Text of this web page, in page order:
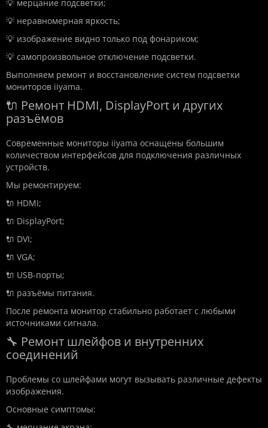
💡 мерцание подсветки;
💡 неравномерная яркость;
💡 изображение видно только под фонариком;
💡 самопроизвольное отключение подсветки.
Выполняем ремонт и восстановление систем подсветки
мониторов iiyama.
🔌 Ремонт HDMI, DisplayPort и других
разъёмов
Современные мониторы iiyama оснащены большим
количеством интерфейсов для подключения различных
устройств.
Мы ремонтируем:
🔌 HDMI;
🔌 DisplayPort;
🔌 DVI;
🔌 VGA;
🔌 USB-порты;
🔌 разъёмы питания.
После ремонта монитор стабильно работает с любыми
источниками сигнала.
🔧 Ремонт шлейфов и внутренних
соединений
Проблемы со шлейфами могут вызывать различные дефекты
изображения.
Основные симптомы: